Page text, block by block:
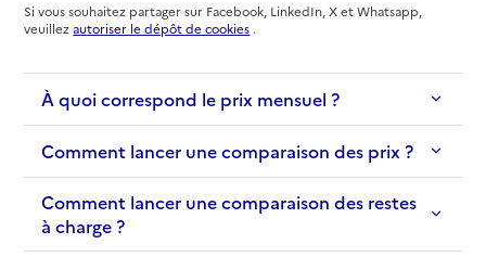
Site internet
Rapport HAS
Voir les prix et prestations
Source des données : Finess n° 840002430
Mis à jour le : 13/02/2026
Si vous souhaitez partager sur Facebook, LinkedIn, X et Whatsapp,
veuillezautoriser le dépôt de cookies .
À quoi correspond le prix mensuel ?
Comment lancer une comparaison des prix ?
Comment lancer une comparaison des restes
à charge ?